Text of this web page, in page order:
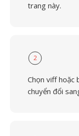
trang này.
2
Chọn viff hoặc
chuyển đổi